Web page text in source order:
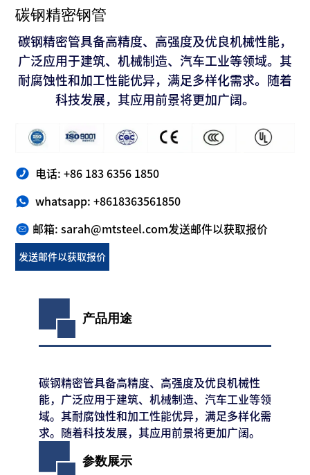
碳钢精密钢管
碳钢精密管具备高精度、高强度及优良机械性能，
广泛应用于建筑、机械制造、汽车工业等领域。其
耐腐蚀性和加工性能优异，满足多样化需求。随着
科技发展，其应用前景将更加广阔。
电话: +86 183 6356 1850
whatsapp: +8618363561850
邮箱: sarah@mtsteel.com发送邮件以获取报价
发送邮件以获取报价
产品用途
碳钢精密管具备高精度、高强度及优良机械性
能，广泛应用于建筑、机械制造、汽车工业等领
域。其耐腐蚀性和加工性能优异，满足多样化需
求。随着科技发展，其应用前景将更加广阔。
参数展示